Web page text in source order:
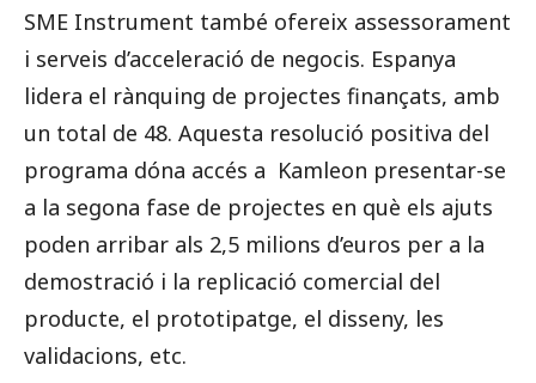
SME Instrument també ofereix assessorament
i serveis d’acceleració de negocis. Espanya
lidera el rànquing de projectes finançats, amb
un total de 48. Aquesta resolució positiva del
programa dóna accés a Kamleon presentar-se
a la segona fase de projectes en què els ajuts
poden arribar als 2,5 milions d’euros per a la
demostració i la replicació comercial del
producte, el prototipatge, el disseny, les
validacions, etc.